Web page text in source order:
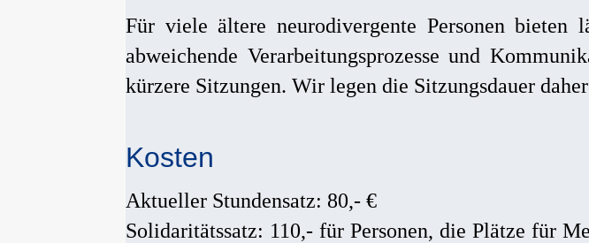
Für viele ältere neurodivergente Personen bieten
abweichende Verarbeitungsprozesse und
kürzere Sitzungen. Wir legen die Sitzungsdauer
Kosten
Aktueller Stundensatz: 80,- €
Solidaritätssatz: 110,- für Personen, die Plätze für